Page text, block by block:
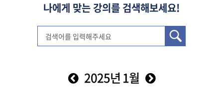
나에게 맞는 강의를 검색해보세요!
2025년 1월